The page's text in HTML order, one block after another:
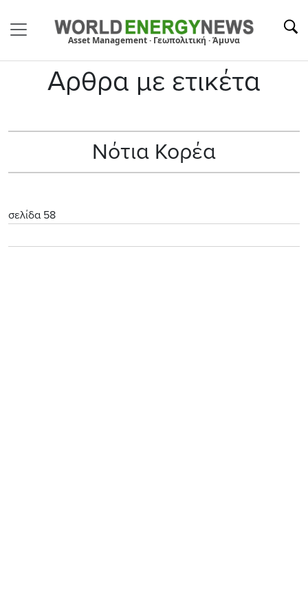
Asset Management · Γεωπολιτική · Άμυνα
Αρθρα με ετικέτα
Νότια Κορέα
σελίδα 58